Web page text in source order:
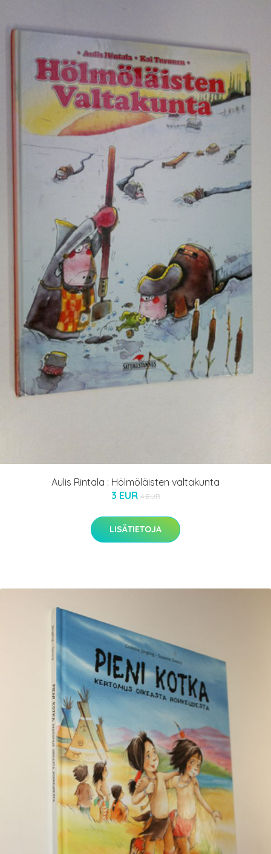
Aulis Rintala : Hölmöläisten valtakunta
3 EUR 4 EUR
LISÄTIETOJA